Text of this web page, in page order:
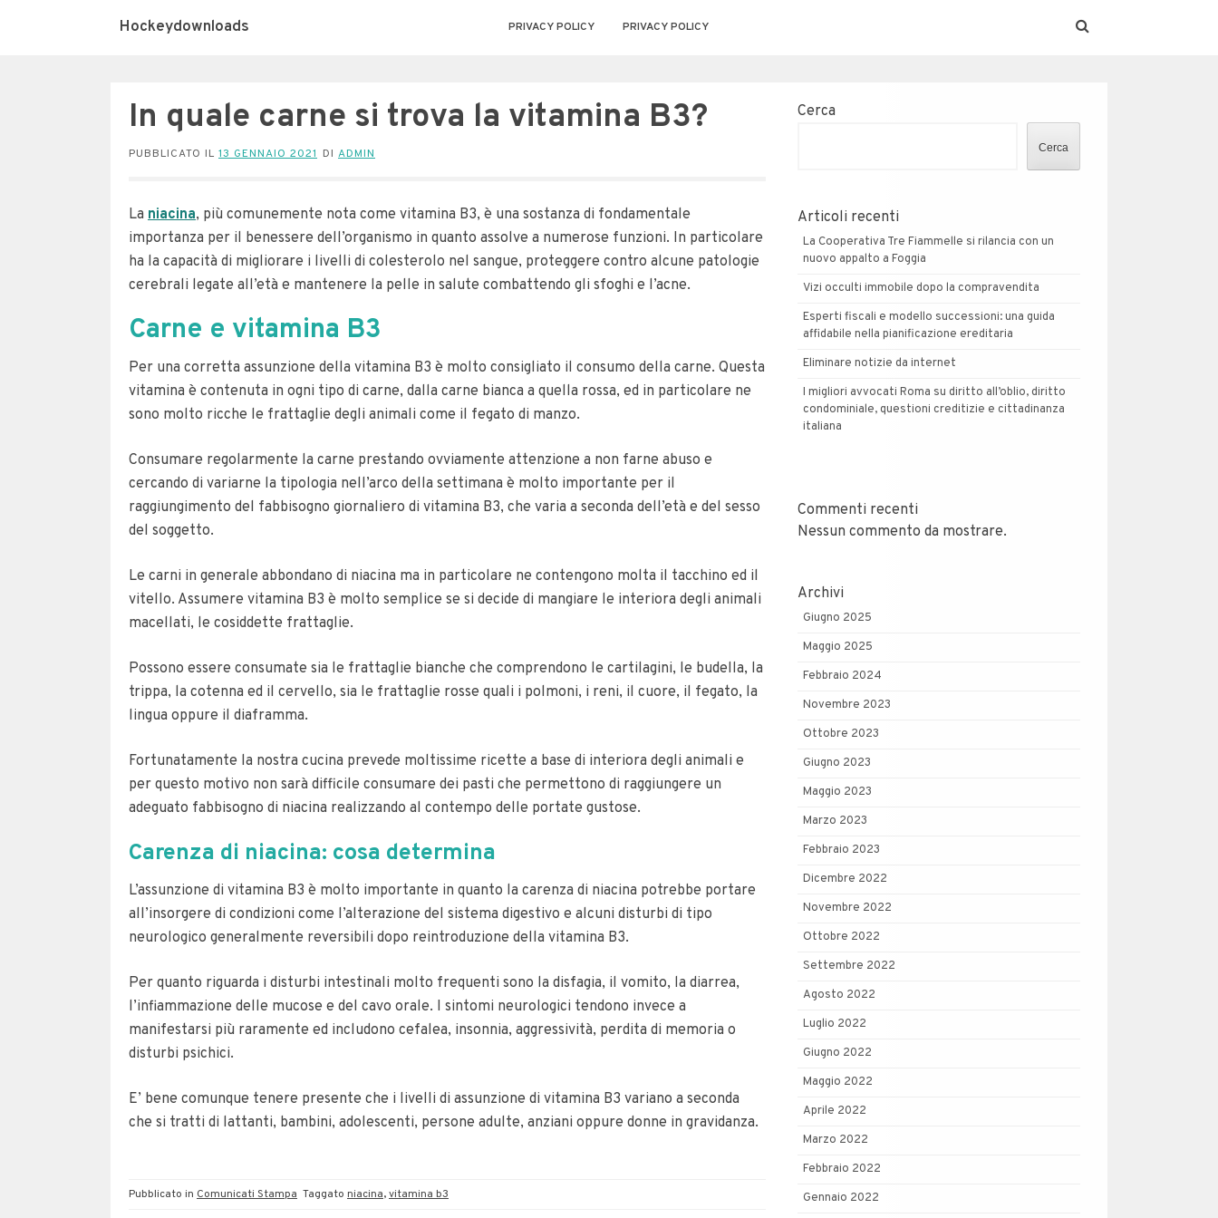
Hockeydownloads PRIVACY POLICY PRIVACY POLICY
In quale carne si trova la vitamina B3?
PUBBLICATO IL 13 GENNAIO 2021 DI ADMIN
La niacina, più comunemente nota come vitamina B3, è una sostanza di fondamentale
importanza per il benessere dell’organismo in quanto assolve a numerose funzioni. In particolare
ha la capacità di migliorare i livelli di colesterolo nel sangue, proteggere contro alcune patologie
cerebrali legate all’età e mantenere la pelle in salute combattendo gli sfoghi e l’acne.
Carne e vitamina B3
Per una corretta assunzione della vitamina B3 è molto consigliato il consumo della carne. Questa
vitamina è contenuta in ogni tipo di carne, dalla carne bianca a quella rossa, ed in particolare ne
sono molto ricche le frattaglie degli animali come il fegato di manzo.
Consumare regolarmente la carne prestando ovviamente attenzione a non farne abuso e
cercando di variarne la tipologia nell’arco della settimana è molto importante per il
raggiungimento del fabbisogno giornaliero di vitamina B3, che varia a seconda dell’età e del sesso
del soggetto.
Le carni in generale abbondano di niacina ma in particolare ne contengono molta il tacchino ed il
vitello. Assumere vitamina B3 è molto semplice se si decide di mangiare le interiora degli animali
macellati, le cosiddette frattaglie.
Possono essere consumate sia le frattaglie bianche che comprendono le cartilagini, le budella, la
trippa, la cotenna ed il cervello, sia le frattaglie rosse quali i polmoni, i reni, il cuore, il fegato, la
lingua oppure il diaframma.
Fortunatamente la nostra cucina prevede moltissime ricette a base di interiora degli animali e
per questo motivo non sarà difficile consumare dei pasti che permettono di raggiungere un
adeguato fabbisogno di niacina realizzando al contempo delle portate gustose.
Carenza di niacina: cosa determina
L’assunzione di vitamina B3 è molto importante in quanto la carenza di niacina potrebbe portare
all’insorgere di condizioni come l’alterazione del sistema digestivo e alcuni disturbi di tipo
neurologico generalmente reversibili dopo reintroduzione della vitamina B3.
Per quanto riguarda i disturbi intestinali molto frequenti sono la disfagia, il vomito, la diarrea,
l’infiammazione delle mucose e del cavo orale. I sintomi neurologici tendono invece a
manifestarsi più raramente ed includono cefalea, insonnia, aggressività, perdita di memoria o
disturbi psichici.
E’ bene comunque tenere presente che i livelli di assunzione di vitamina B3 variano a seconda
che si tratti di lattanti, bambini, adolescenti, persone adulte, anziani oppure donne in gravidanza.
Pubblicato in Comunicati Stampa Taggato niacina,vitamina b3
Cerca
Cerca
Articoli recenti
La Cooperativa Tre Fiammelle si rilancia con un
nuovo appalto a Foggia
Vizi occulti immobile dopo la compravendita
Esperti fiscali e modello successioni: una guida
affidabile nella pianificazione ereditaria
Eliminare notizie da internet
I migliori avvocati Roma su diritto all’oblio, diritto
condominiale, questioni creditizie e cittadinanza
italiana
Commenti recenti
Nessun commento da mostrare.
Archivi
Giugno 2025
Maggio 2025
Febbraio 2024
Novembre 2023
Ottobre 2023
Giugno 2023
Maggio 2023
Marzo 2023
Febbraio 2023
Dicembre 2022
Novembre 2022
Ottobre 2022
Settembre 2022
Agosto 2022
Luglio 2022
Giugno 2022
Maggio 2022
Aprile 2022
Marzo 2022
Febbraio 2022
Gennaio 2022